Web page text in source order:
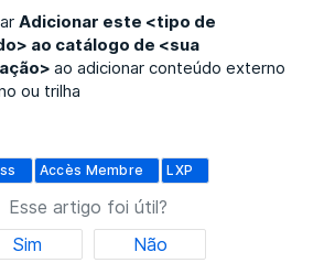
Adicionar este <tipo de
ao catálogo de <sua
ao adicionar conteúdo externo
ou trilha
Accès Membre LXP
Esse artigo foi útil?
Sim
Não